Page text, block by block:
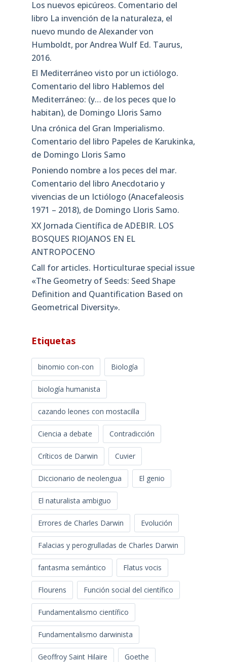
Los nuevos epicúreos. Comentario del
libro La invención de la naturaleza, el
nuevo mundo de Alexander von
Humboldt, por Andrea Wulf Ed. Taurus,
2016.
El Mediterráneo visto por un ictiólogo.
Comentario del libro Hablemos del
Mediterráneo: (y… de los peces que lo
habitan), de Domingo Lloris Samo
Una crónica del Gran Imperialismo.
Comentario del libro Papeles de Karukinka,
de Domingo Lloris Samo
Poniendo nombre a los peces del mar.
Comentario del libro Anecdotario y
vivencias de un Ictiólogo (Anacefaleosis
1971 – 2018), de Domingo Lloris Samo.
XX Jornada Científica de ADEBIR. LOS
BOSQUES RIOJANOS EN EL
ANTROPOCENO
Call for articles. Horticulturae special issue
«The Geometry of Seeds: Seed Shape
Definition and Quantification Based on
Geometrical Diversity»​.
Etiquetas
binomio con-con Biología
biología humanista
cazando leones con mostacilla
Ciencia a debate Contradicción
Críticos de Darwin Cuvier
Diccionario de neolengua El genio
El naturalista ambiguo
Errores de Charles Darwin Evolución
Falacias y perogrulladas de Charles Darwin
fantasma semántico Flatus vocis
Flourens Función social del científico
Fundamentalismo científico
Fundamentalismo darwinista
Geoffroy Saint Hilaire Goethe